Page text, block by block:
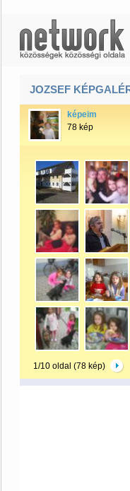
JOZSEF
képeim
78 kép
1/10 oldal (78 kép)